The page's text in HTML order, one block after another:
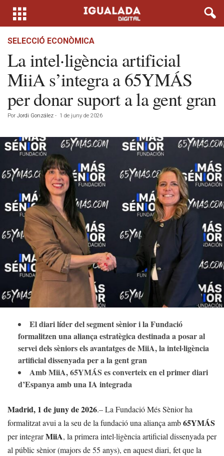
SELECCIÓ ECONÒMICA
La intel·ligència artificial
MiiA s’integra a 65YMÁS
per donar suport a la gent gran
Por Jordi González - 1 de juny de 2026
El diari líder del segment sènior i la Fundació
formalitzen una aliança estratègica destinada a posar al
servei dels sèniors els avantatges de MiiA, la intel·ligència
artificial dissenyada per a la gent gran
Amb MiiA, 65YMÁS es converteix en el primer diari
d’Espanya amb una IA integrada
Madrid, 1 de juny de 2026.– La Fundació Més Sènior ha
formalitzat avui a la seu de la fundació una aliança amb65YMÁS
per integrarMiiA, la primera intel·ligència artificial dissenyada per
al públic sènior (majors de 55 anys), en aquest diari, fet que la